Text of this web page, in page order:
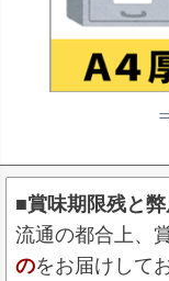
■賞味期限残と
流通の都合上、
のをお届けして